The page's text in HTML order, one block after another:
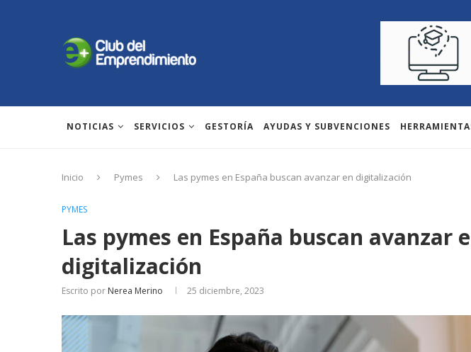
NOTICIAS SERVICIOS GESTORÍA AYUDAS Y SUBVENCIONES
Inicio Pymes Las pymes en España buscan avanzar en digitalización
PYMES
Las pymes en España buscan avanzar
digitalización
Escrito por Nerea Merino 25 diciembre, 2023